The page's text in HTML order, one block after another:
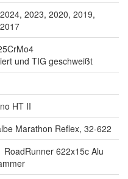
2023, 2020, 2019,
und TIG geschweißt
HT II
Marathon Reflex, 32-622
RoadRunner 622x15c Alu